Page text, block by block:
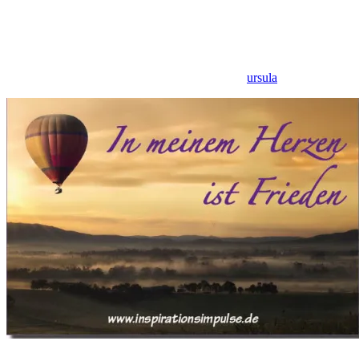
ursula